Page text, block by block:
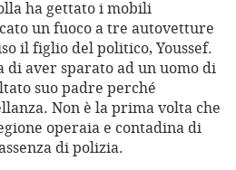
ha gettato i mobili
un fuoco a tre autovetture
il figlio del politico, Youssef.
di aver sparato ad un uomo di
suo padre perché
Non è la prima volta che
operaia e contadina di
di polizia.